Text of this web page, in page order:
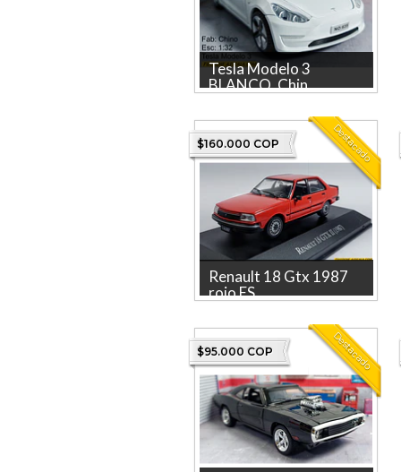
Tesla Modelo 3
BLANCO, Chin...
Chino, a escala 1:32, una pieza
coleccionable que...
$160.000 COP Destacado
Renault 18 Gtx 1987
rojo ES...
1987 en un detallado modelo a
escala de 1/43, idea...
$95.000 COP Destacado